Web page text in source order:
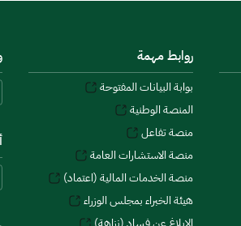
روابط مهمة
بوابة البيانات المفتوحة
المنصة الوطنية
منصة تفاعل
منصة الاستشارات العامة
منصة الخدمات المالية (اعتماد)
هيئة الخبراء بمجلس الوزراء